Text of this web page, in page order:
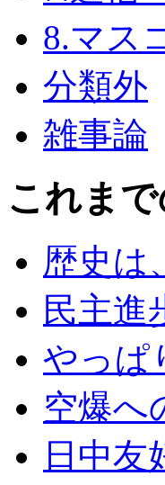
8.マス
分類外
雑事論
これま
歴史は
民主
やっぱ
空爆へ
日中友